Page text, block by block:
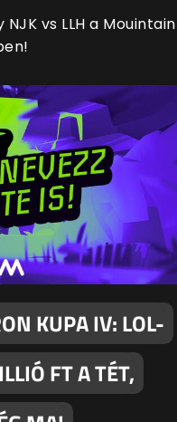
vs LLH a Mouintain
KUPA IV: LOL-
FT A TÉT,